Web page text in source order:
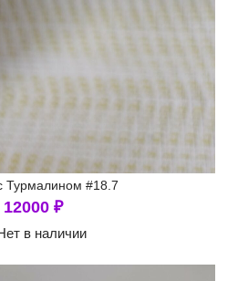
Турмалином #18.7
12000 ₽
в наличии